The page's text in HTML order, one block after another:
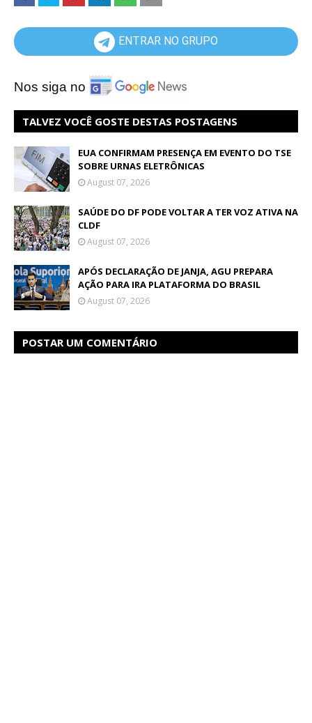
ENTRAR NO GRUPO
Nos siga no
TALVEZ VOCÊ GOSTE DESTAS POSTAGENS
EUA CONFIRMAM PRESENÇA EM EVENTO DO TSE
SOBRE URNAS ELETRÔNICAS
August 07, 2026
SAÚDE DO DF PODE VOLTAR A TER VOZ ATIVA NA
CLDF
August 07, 2026
APÓS DECLARAÇÃO DE JANJA, AGU PREPARA
AÇÃO PARA IRA PLATAFORMA DO BRASIL
August 07, 2026
POSTAR UM COMENTÁRIO